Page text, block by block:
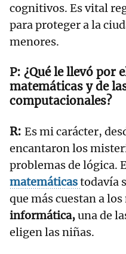
cognitivos. Es vital
para proteger a la
menores.
¿Qué le llevó por
matemáticas y de
computacionales?
Es mi carácter,
encantaron los
problemas de lógica.
matemáticastodavía
que más cuestan a
informática,una de
eligen las niñas.